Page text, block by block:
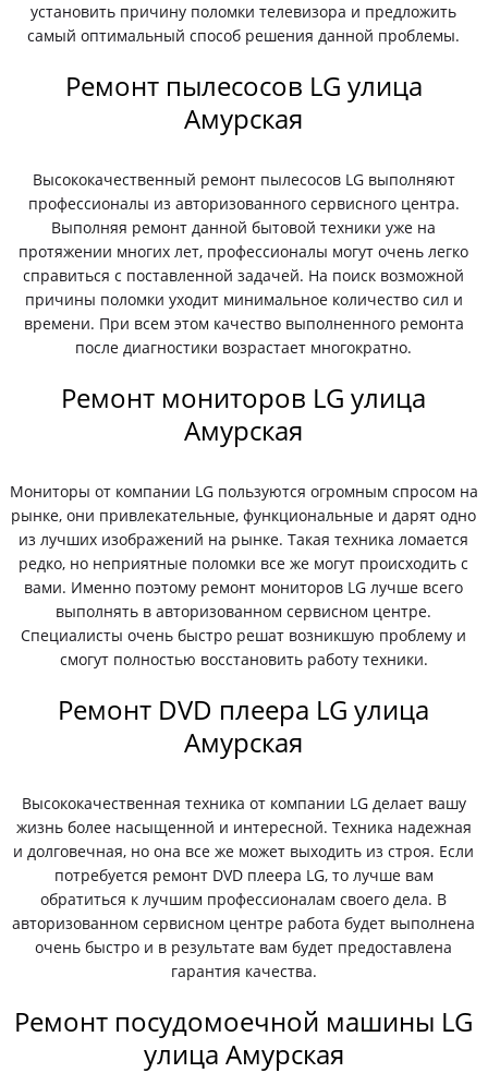
установить причину поломки телевизора и предложить
самый оптимальный способ решения данной проблемы.
Ремонт пылесосов LG улица
Амурская
Высококачественный ремонт пылесосов LG выполняют
профессионалы из авторизованного сервисного центра.
Выполняя ремонт данной бытовой техники уже на
протяжении многих лет, профессионалы могут очень легко
справиться с поставленной задачей. На поиск возможной
причины поломки уходит минимальное количество сил и
времени. При всем этом качество выполненного ремонта
после диагностики возрастает многократно.
Ремонт мониторов LG улица
Амурская
Мониторы от компании LG пользуются огромным спросом на
рынке, они привлекательные, функциональные и дарят одно
из лучших изображений на рынке. Такая техника ломается
редко, но неприятные поломки все же могут происходить с
вами. Именно поэтому ремонт мониторов LG лучше всего
выполнять в авторизованном сервисном центре.
Специалисты очень быстро решат возникшую проблему и
смогут полностью восстановить работу техники.
Ремонт DVD плеера LG улица
Амурская
Высококачественная техника от компании LG делает вашу
жизнь более насыщенной и интересной. Техника надежная
и долговечная, но она все же может выходить из строя. Если
потребуется ремонт DVD плеера LG, то лучше вам
обратиться к лучшим профессионалам своего дела. В
авторизованном сервисном центре работа будет выполнена
очень быстро и в результате вам будет предоставлена
гарантия качества.
Ремонт посудомоечной машины LG
улица Амурская